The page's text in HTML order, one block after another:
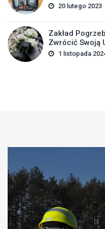
20 lutego 2023
Zakład
Zwrócić Swoją
1 listopada